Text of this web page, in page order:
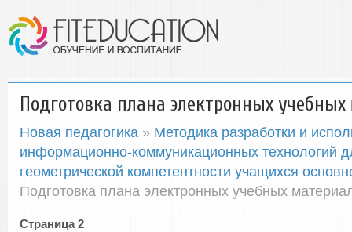
Подготовка плана электронных
Новая педагогика » Методика разработки и
информационно-коммуникационных технологий
геометрической компетентности учащихся
Подготовка плана электронных учебных
Страница 2